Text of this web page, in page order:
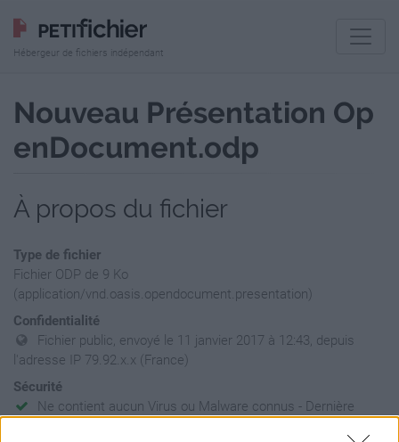
Hébergeur de fichiers indépendant
Nouveau Présentation Op
enDocument.odp
À propos du fichier
Type de fichier
Fichier ODP de 9 Ko
(application/vnd.oasis.opendocument.presentation)
Confidentialité
Fichier public, envoyé le 11 janvier 2017 à 12:43, depuis
l'adresse IP 79.92.x.x (France)
Sécurité
Ne contient aucun Virus ou Malware connus - Dernière